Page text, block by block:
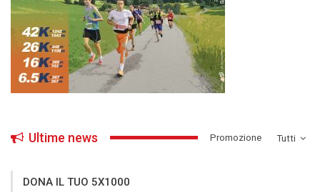
Tutti
Ultime news ­Promozione
DONA IL TUO 5X1000